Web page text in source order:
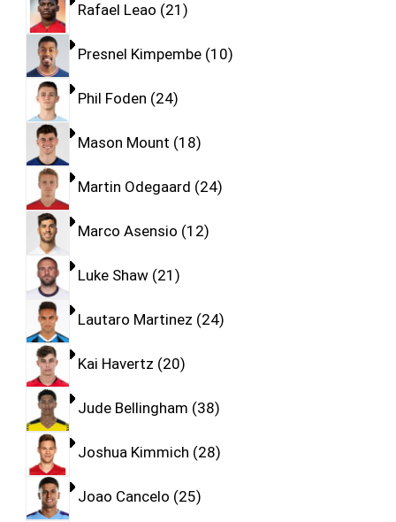
Rafael Leao 21
Presnel Kimpembe 10
Phil Foden 24
Mason Mount 18
Martin Odegaard 24
Marco Asensio 12
Luke Shaw 21
Lautaro Martinez 24
Kai Havertz 20
Jude Bellingham 38
Joshua Kimmich 28
Joao Cancelo 25